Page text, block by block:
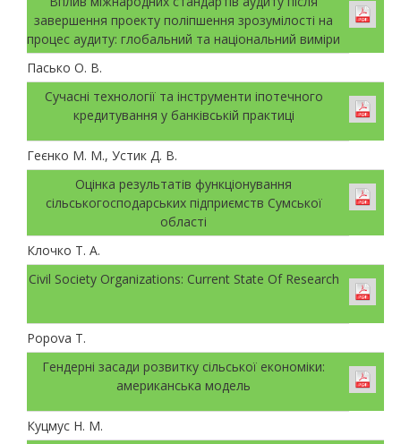
завершення проекту поліпшення зрозумілості на
процес аудиту: глобальний та національний виміри
Пасько О. В.
Сучасні технології та інструменти іпотечного
кредитування у банківській практиці
Геєнко М. М., Устик Д. В.
Оцінка результатів функціонування
сільськогосподарських підприємств Сумської
області
Клочко Т. А.
Civil Society Organizations: Current State Of Research
Popova T.
Гендерні засади розвитку сільської економіки:
американська модель
Куцмус Н. М.